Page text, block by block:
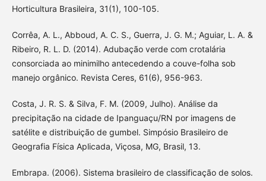
Horticultura Brasileira, 31(1), 100-105.
Corrêa, A. L., Abboud, A. C. S., Guerra, J. G. M.; Aguiar, L. A. &
Ribeiro, R. L. D. (2014). Adubação verde com crotalária
consorciada ao minimilho antecedendo a couve-folha sob
manejo orgânico. Revista Ceres, 61(6), 956-963.
Costa, J. R. S. & Silva, F. M. (2009, Julho). Análise da
precipitação na cidade de Ipanguaçu/RN por imagens de
satélite e distribuição de gumbel. Simpósio Brasileiro de
Geografia Física Aplicada, Viçosa, MG, Brasil, 13.
Embrapa. (2006). Sistema brasileiro de classificação de solos.